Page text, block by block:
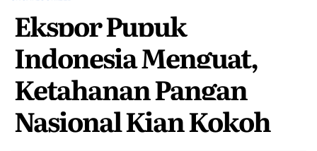
Ekspor Pupuk
Indonesia Menguat,
Ketahanan Pangan
Nasional Kian Kokoh